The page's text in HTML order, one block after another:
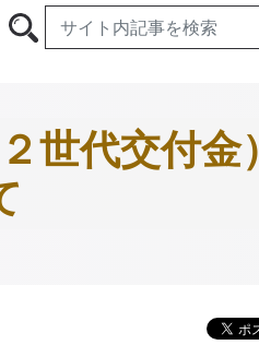
世代交付金）